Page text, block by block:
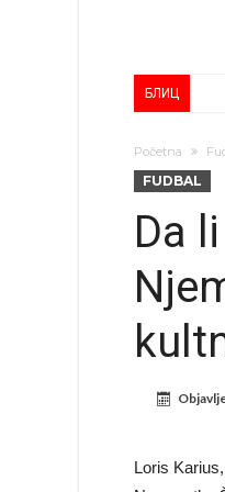
БЛИЦ
Početna
FUDBAL
Da
Loris